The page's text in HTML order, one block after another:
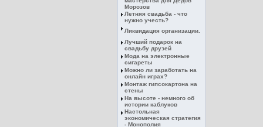
Морозов
Летняя свадьба - что
нужно учесть?
Ликвидация организации.
Лучший подарок на
свадьбу друзей
Мода на электронные
сигареты
Можно ли заработать на
онлайн играх?
Монтаж гипсокартона на
стены
На высоте - немного об
истории каблуков
Настольная
экономическая стратегия
- Монополия